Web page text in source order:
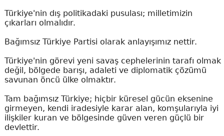
Türkiye'nin dış politikadaki pusulası; milletimizin
çıkarları olmalıdır.
Bağımsız Türkiye Partisi olarak anlayışımız nettir.
Türkiye'nin görevi yeni savaş cephelerinin tarafı olmak
değil, bölgede barışı, adaleti ve diplomatik çözümü
savunan öncü ülke olmaktır.
Tam bağımsız Türkiye; hiçbir küresel gücün eksenine
girmeyen, kendi iradesiyle karar alan, komşularıyla iyi
ilişkiler kuran ve bölgesinde güven veren güçlü bir
devlettir.